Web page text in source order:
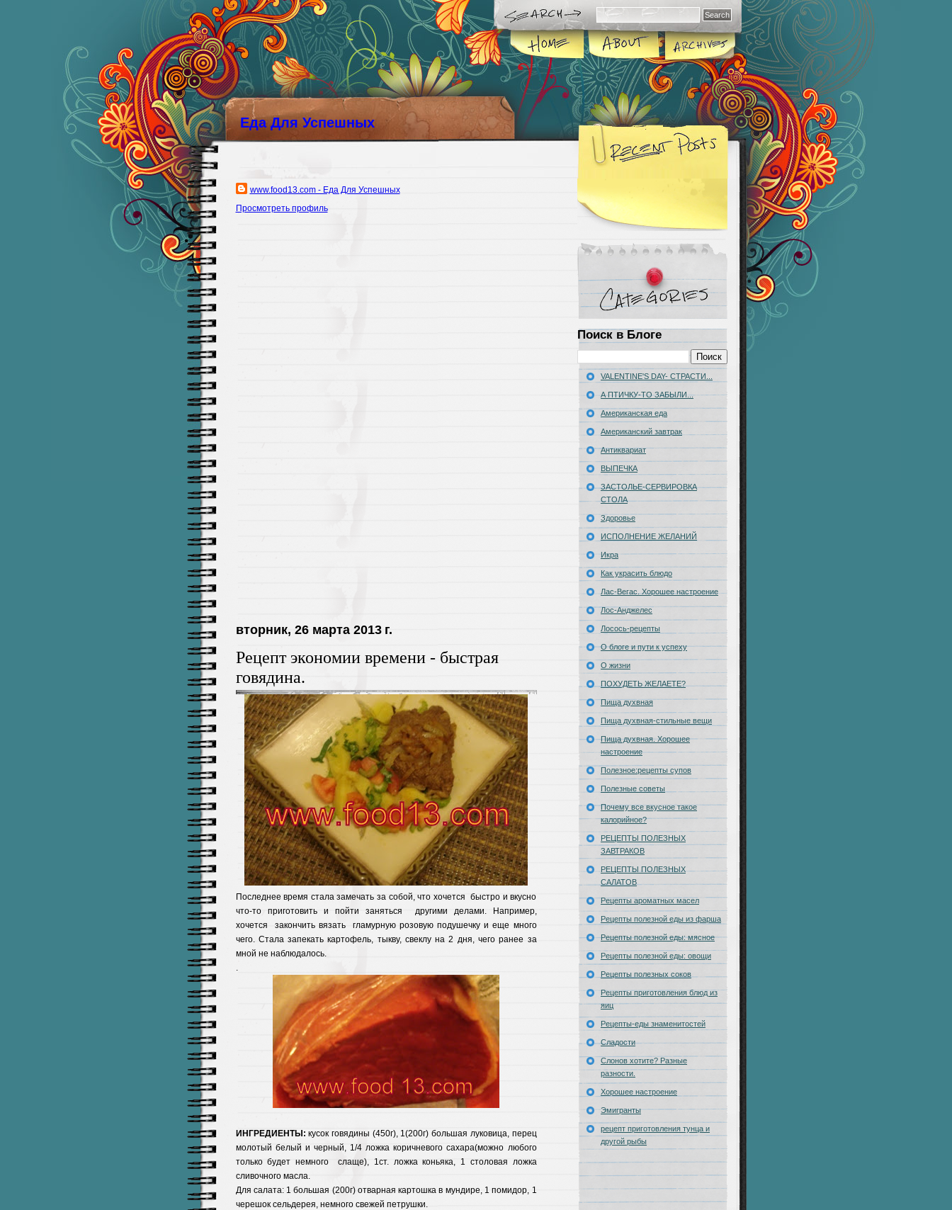
Еда Для Успешных
www.food13.com - Еда Для Успешных
Просмотреть профиль
вторник, 26 марта 2013 г.
Рецепт экономии времени - быстрая
говядина.
Последнее время стала замечать за собой, что хочется быстро и вкусно
что-то приготовить и пойти заняться другими делами. Например,
хочется закончить вязать гламурную розовую подушечку и еще много
чего. Стала запекать картофель, тыкву, свеклу на 2 дня, чего ранее за
мной не наблюдалось.
.
ИНГРЕДИЕНТЫ:кусок говядины (450г), 1(200г) большая луковица, перец
молотый белый и черный, 1/4 ложка коричневого сахара(можно любого
только будет немного слаще), 1ст. ложка коньяка, 1 столовая ложка
сливочного масла.
Для салата: 1 большая (200г) отварная картошка в мундире, 1 помидор, 1
черешок сельдерея, немного свежей петрушки.
Поиск в Блоге
VALENTINE'S DAY- СТРАСТИ...
А ПТИЧКУ-ТО ЗАБЫЛИ...
Американская еда
Американский завтрак
Антиквариат
ВЫПЕЧКА
ЗАСТОЛЬЕ-CЕРВИРОВКА
СТОЛА
Здоровье
ИСПОЛНЕНИЕ ЖЕЛАНИЙ
Икра
Как украсить блюдо
Лас-Вегас. Хорошее настроение
Лос-Анджелес
Лосось-рецепты
О блоге и пути к успеху
О жизни
ПОХУДЕТЬ ЖЕЛАЕТЕ?
Пища духвная
Пища духвная-стильные вещи
Пища духвная. Хорошее
настроение
Полезное:рецепты супов
Полезные советы
Почему все вкусное такое
калорийное?
РЕЦЕПТЫ ПОЛЕЗНЫХ
ЗАВТРАКОВ
РЕЦЕПТЫ ПОЛЕЗНЫХ
САЛАТОВ
Рецепты ароматных масел
Рецепты полезной еды из фарша
Рецепты полезной еды: мясное
Рецепты полезной еды: овощи
Рецепты полезных соков
Рецепты приготовления блюд из
яиц
Рецепты-еды знаменитостей
Сладости
Слонов хотите? Разные
разности.
Хорошее настроение
Эмигранты
рецепт приготовления тунца и
другой рыбы